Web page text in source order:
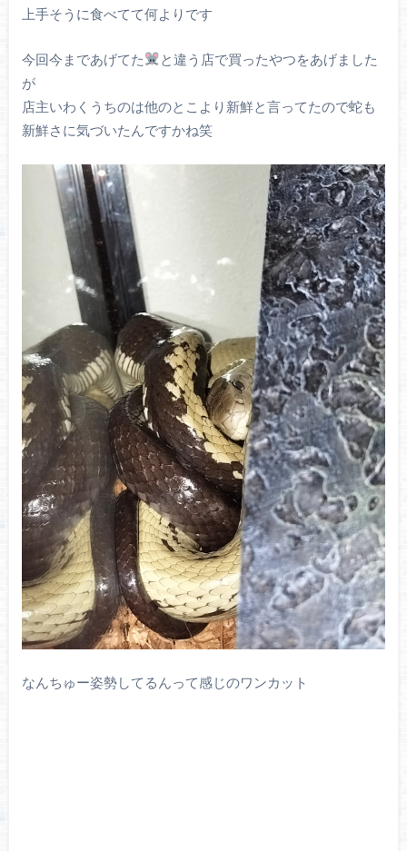
上手そうに食べてて何よりです
今回今まであげてた
と違う店で買ったやつをあげました
が
店主いわくうちのは他のとこより新鮮と言ってたので蛇も
新鮮さに気づいたんですかね笑
なんちゅー姿勢してるんって感じのワンカット